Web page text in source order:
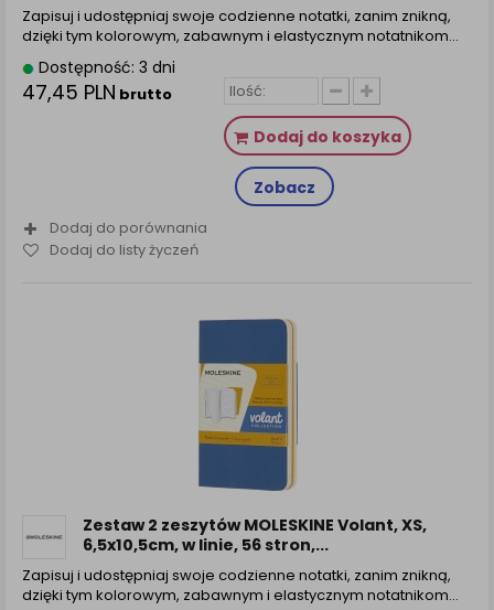
Zapisuj i udostępniaj swoje codzienne notatki, zanim znikną,
dzięki tym kolorowym, zabawnym i elastycznym notatnikom…
Dostępność: 3 dni
47,45 PLN brutto
Dodaj do koszyka
Zobacz
Dodaj do porównania
Dodaj do listy życzeń
Zestaw 2 zeszytów MOLESKINE Volant, XS,
6,5x10,5cm, w linie, 56 stron,...
Zapisuj i udostępniaj swoje codzienne notatki, zanim znikną,
dzięki tym kolorowym, zabawnym i elastycznym notatnikom…